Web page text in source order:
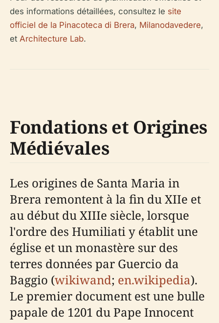
des informations détaillées, consultez le site
officiel de la Pinacoteca di Brera, Milanodavedere,
et Architecture Lab.
Fondations et Origines
Médiévales
Les origines de Santa Maria in
Brera remontent à la fin du XIIe et
au début du XIIIe siècle, lorsque
l'ordre des Humiliati y établit une
église et un monastère sur des
terres données par Guercio da
Baggio (wikiwand; en.wikipedia).
Le premier document est une bulle
papale de 1201 du Pape Innocent